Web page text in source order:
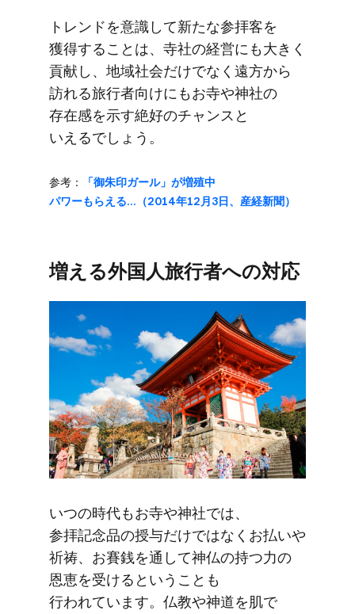
トレンドを​意識して​新たな​参拝客を​
獲得する​ことは、​寺社の​経営にも​大きく​
貢献し、​地域社会だけでなく​遠方から​
訪れる​旅行者向けにも​お寺や​神社の​
存在感を​示す絶好の​チャンスと​
いえるでしょう。
参考：
​「御朱印ガール」が​増殖中
パワーもらえる…​（2014年12月3日、​産経新聞）
増える​外国人旅行者への​対応
いつの​時代も​お寺や​神社では、​
参拝記念品の​授与だけではなく​お払い​や​
祈祷、​お賽銭を​通して​神仏の​持つ力の​
恩恵を​受けると​いう​ことも​
行われています。​仏教や​神道を​肌で​